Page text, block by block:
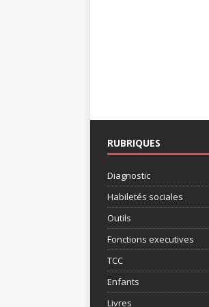
RUBRIQUES
Diagnostic
Habiletés sociales
Outils
Fonctions executives
TCC
Enfants
Livres